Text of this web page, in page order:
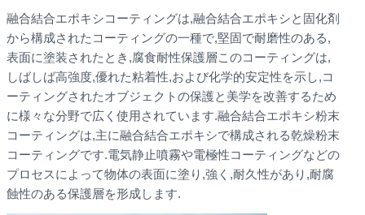
融合結合エポキシコーティングは,融合結合エポキシと固化剤
から構成されたコーティングの一種で,堅固で耐磨性のある,
表面に塗装されたとき,腐食耐性保護層このコーティングは,
しばしば高強度,優れた粘着性,および化学的安定性を示し,コ
ーティングされたオブジェクトの保護と美学を改善するため
に様々な分野で広く使用されています.融合結合エポキシ粉末
コーティングは,主に融合結合エポキシで構成される乾燥粉末
コーティングです.電気静止噴霧や電極性コーティングなどの
プロセスによって物体の表面に塗り,強く,耐久性があり,耐腐
蝕性のある保護層を形成します.